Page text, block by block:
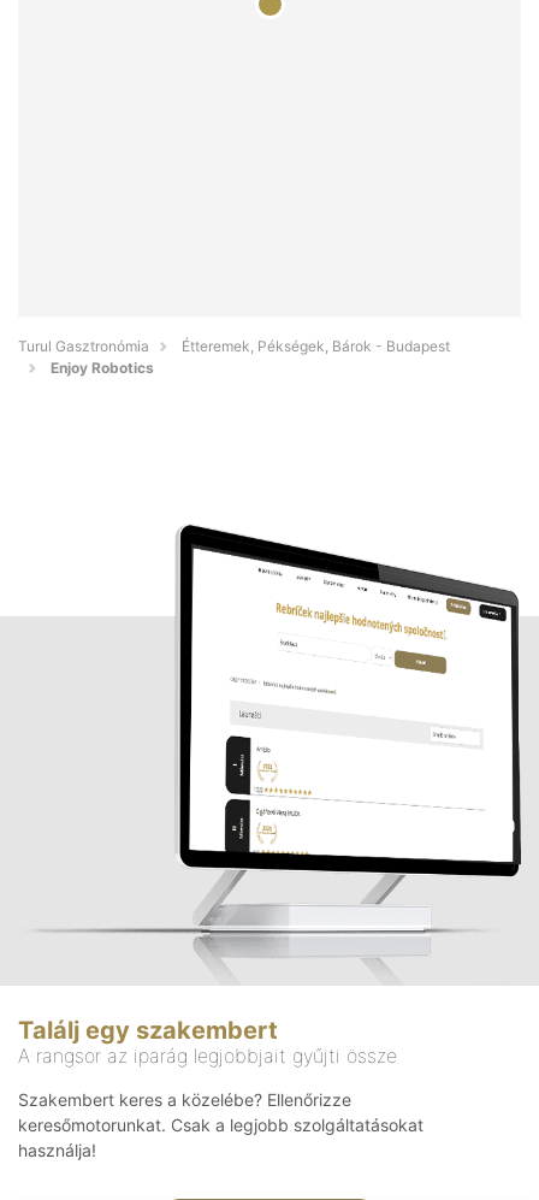
Turul Gasztronómia
Étteremek, Pékségek, Bárok - Budapest
Enjoy Robotics
Találj egy szakembert
A rangsor az iparág legjobbjait gyűjti össze
Szakembert keres a közelébe? Ellenőrizze
keresőmotorunkat. Csak a legjobb szolgáltatásokat
használja!